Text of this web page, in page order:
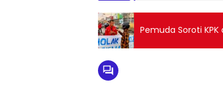
Pemuda Soroti